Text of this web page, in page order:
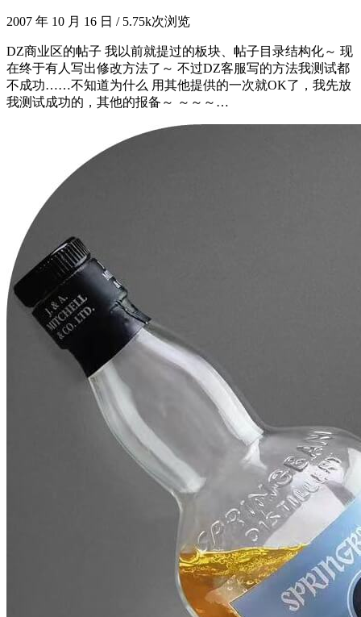
2007 年 10 月 16 日 /5.75k次浏览
DZ商业区的帖子 我以前就提过的板块、帖子目录结构化～ 现
在终于有人写出修改方法了～ 不过DZ客服写的方法我测试都
不成功……不知道为什么 用其他提供的一次就OK了，我先放
我测试成功的，其他的报备～ ～～～…